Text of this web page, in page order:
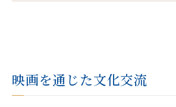
映画を通じた文化交流